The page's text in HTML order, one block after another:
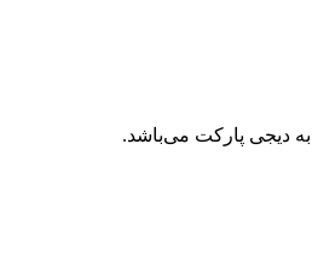
دیجی پارکت می‌باشد.